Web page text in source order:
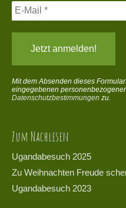
Mit dem Absenden dieses
eingegebenen
Datenschutzbestimmungen zu.
Zum Nachlesen
Ugandabesuch 2025
Zu Weihnachten Freude
Ugandabesuch 2023